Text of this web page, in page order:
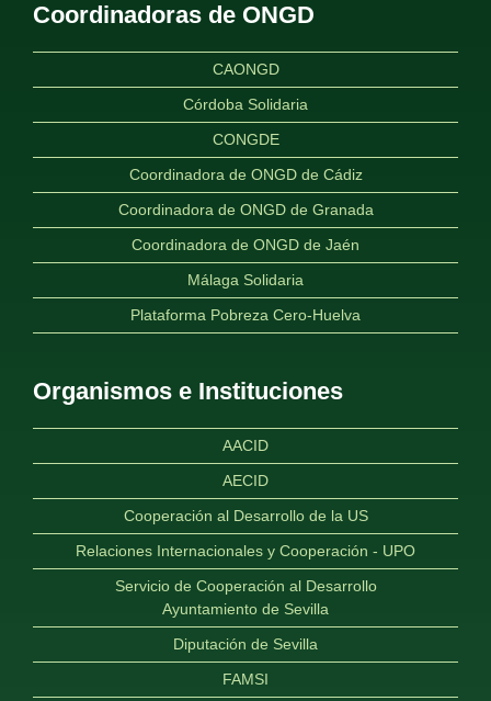
Coordinadoras de ONGD
CAONGD
Córdoba Solidaria
CONGDE
Coordinadora de ONGD de Cádiz
Coordinadora de ONGD de Granada
Coordinadora de ONGD de Jaén
Málaga Solidaria
Plataforma Pobreza Cero-Huelva
Organismos e Instituciones
AACID
AECID
Cooperación al Desarrollo de la US
Relaciones Internacionales y Cooperación - UPO
Servicio de Cooperación al Desarrollo
Ayuntamiento de Sevilla
Diputación de Sevilla
FAMSI